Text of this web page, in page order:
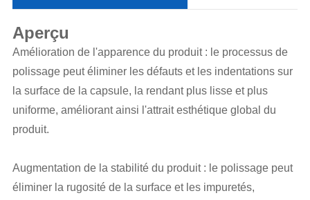
Aperçu
Amélioration de l'apparence du produit : le processus de
polissage peut éliminer les défauts et les indentations sur
la surface de la capsule, la rendant plus lisse et plus
uniforme, améliorant ainsi l'attrait esthétique global du
produit.
Augmentation de la stabilité du produit : le polissage peut
éliminer la rugosité de la surface et les impuretés,